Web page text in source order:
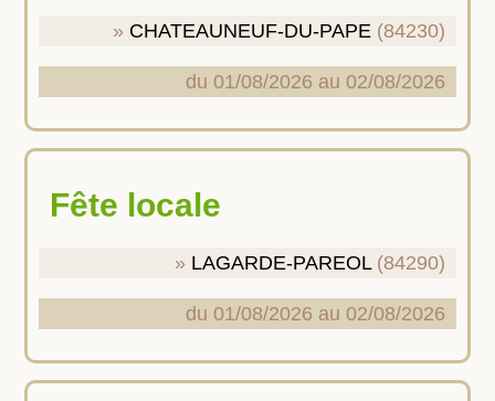
CHATEAUNEUF-DU-PAPE (84230)
du 01/08/2026 au 02/08/2026
Fête locale
LAGARDE-PAREOL(84290)
du 01/08/2026 au 02/08/2026